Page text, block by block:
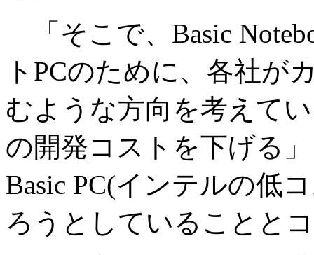
「そこで、Basic
トPCのために、各社が
むような方向を考えて
の開発コストを下げる
Basic PC(インテルの低
ろうとしていることと